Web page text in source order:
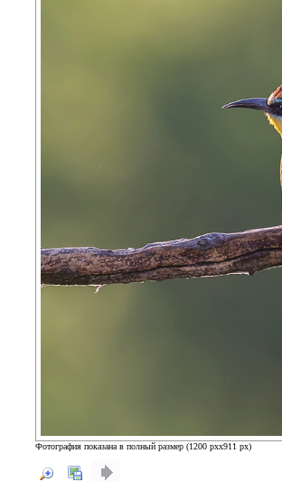
Фотография показана в полный размер (1200 pxx911 px)